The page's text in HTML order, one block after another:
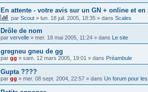
En attente - votre avis sur un GN + online et en
par Scout » lun. 18 juil. 2005, 18:35 » dans Scales
Drôle de nom
par vervelle » mer. 18 mai 2005, 11:24 » dans Le site
gregneu gneu de gg
par gg » sam. 12 mars 2005, 19:01 » dans Préambule
Gupta ????
par gg » mer. 08 sept. 2004, 22:57 » dans Un forum pour